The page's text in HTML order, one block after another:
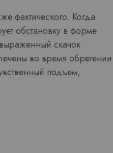
фактического. Когда
обстановку в форме
скачок
во время обретении
подъем,